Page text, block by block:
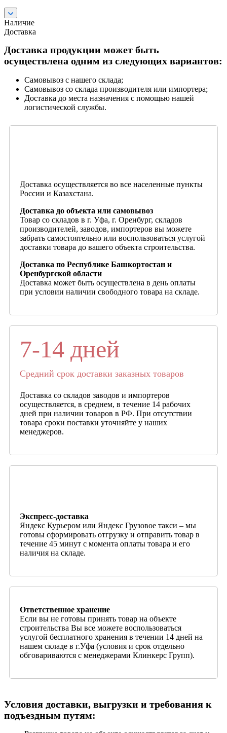
Наличие
Доставка
Доставка продукции может быть
осуществлена одним из следующих вариантов:
Самовывоз с нашего склада;
Самовывоз со склада производителя или импортера;
Доставка до места назначения с помощью нашей
логистической службы.
Доставка осуществляется во все населенные пункты
России и Казахстана.
Доставка до объекта или самовывоз
Товар со складов в г. Уфа, г. Оренбург, складов
производителей, заводов, импортеров вы можете
забрать самостоятельно или воспользоваться услугой
доставки товара до вашего объекта строительства.
Доставка по Республике Башкортостан и
Оренбургской области
Доставка может быть осуществлена в день оплаты
при условии наличии свободного товара на складе.
7-14 дней
Средний срок доставки заказных товаров
Доставка со складов заводов и импортеров
осуществляется, в среднем, в течение 14 рабочих
дней при наличии товаров в РФ. При отсутствии
товара сроки поставки уточняйте у наших
менеджеров.
Экспресс-доставка
Яндекс Курьером или Яндекс Грузовое такси – мы
готовы сформировать отгрузку и отправить товар в
течение 45 минут с момента оплаты товара и его
наличия на складе.
Ответственное хранение
Если вы не готовы принять товар на объекте
строительства Вы все можете воспользоваться
услугой бесплатного хранения в течении 14 дней на
нашем складе в г.Уфа (условия и срок отдельно
обговариваются с менеджерами Клинкерс Групп).
Условия доставки, выгрузки и требования к
подъездным путям: